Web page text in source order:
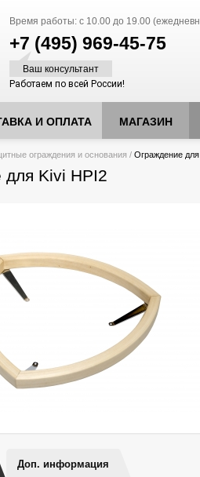
Время работы: с 10.00 до 19.00
+7 (495) 969-45-75
Ваш консультант
Работаем по всей России!
И ОПЛАТА МАГАЗИН
ограждения и основания / Ограждение
Kivi HPI2
Доп. информация